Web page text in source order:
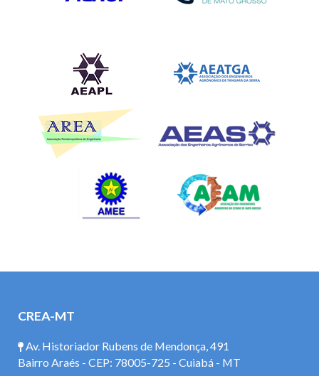
CREA-MT
Av. Historiador Rubens de Mendonça, 491
Bairro Araés - CEP: 78005-725 - Cuiabá - MT